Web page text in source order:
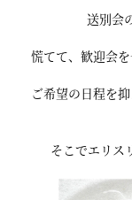
送別会
慌てて、歓迎会
ご希望の日程を
そこでエリス